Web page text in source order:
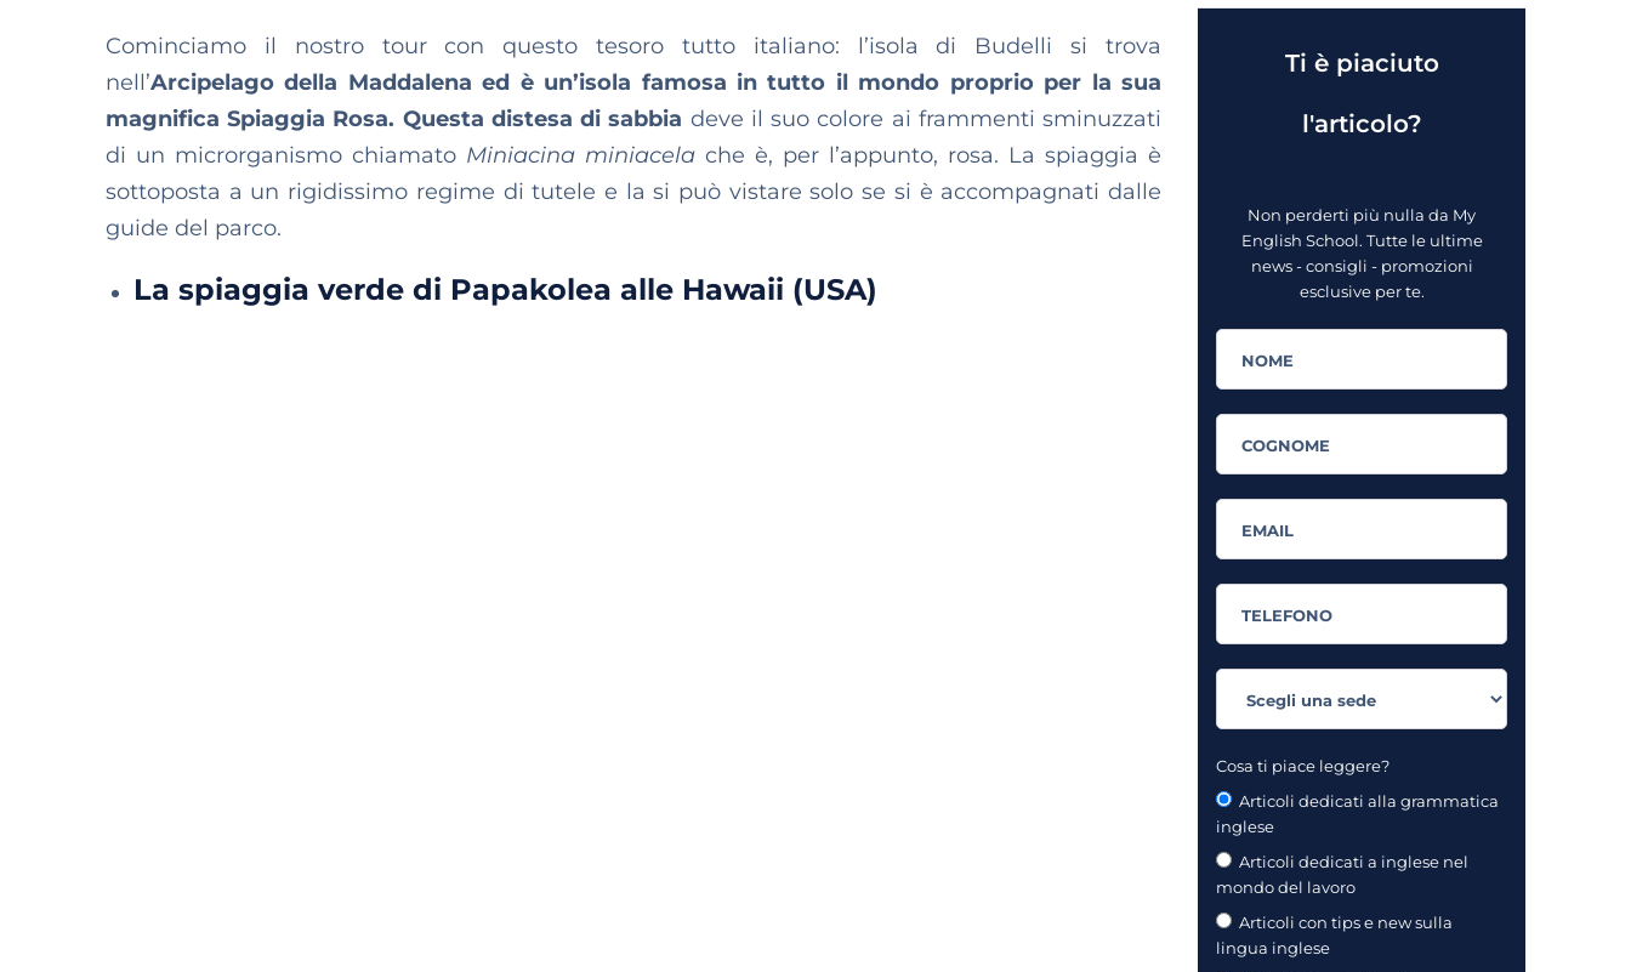
Cominciamo il nostro tour con questo tesoro tutto italiano: l’isola di Budelli si trova
nell’Arcipelago della Maddalena ed è un’isola famosa in tutto il mondo proprio per la sua
magnifica Spiaggia Rosa. Questa distesa di sabbia deve il suo colore ai frammenti sminuzzati
di un microrganismo chiamato Miniacina miniacela che è, per l’appunto, rosa. La spiaggia è
sottoposta a un rigidissimo regime di tutele e la si può vistare solo se si è accompagnati dalle
guide del parco.
La spiaggia verde di Papakolea alle Hawaii (USA)
Ti è piaciuto
l'articolo?
Non perderti più nulla da My
English School. Tutte le ultime
news - consigli - promozioni
esclusive per te.
Cosa ti piace leggere?
Articoli dedicati alla grammatica
inglese
Articoli dedicati a inglese nel
mondo del lavoro
Articoli con tips e new sulla
lingua inglese